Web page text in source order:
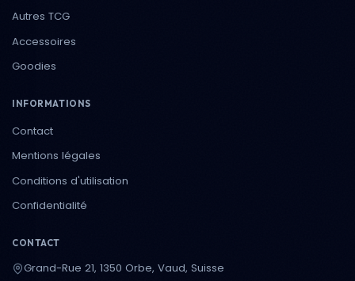
Autres TCG
Accessoires
Goodies
INFORMATIONS
Contact
Mentions légales
Conditions d'utilisation
Confidentialité
CONTACT
Grand-Rue 21, 1350 Orbe, Vaud, Suisse